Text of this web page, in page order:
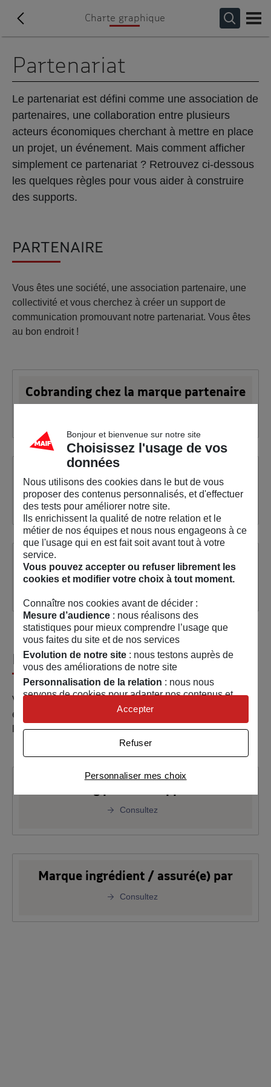
Charte graphique
Partenariat
Le partenariat est défini comme une association de
partenaires, une collaboration entre plusieurs
acteurs économiques cherchant à mettre en place
un projet, un événement. Mais comment afficher
simplement ce partenariat ? Retrouvez ci-dessous
les quelques règles pour vous aider à construire
des supports.
PARTENAIRE
Vous êtes une société, une association partenaire, une
collectivité et vous cherchez à créer un support de
communication promouvant notre partenariat. Vous êtes
au bon endroit !
Cobranding chez la marque partenaire
Sport Planète
Consultez
Numérique Éthique Tour
MAIF
Vous êtes salariés MAIF ou prestataires, vous cherchez à
élaborer un support de communication mettant en avant
la collaboration avec un partenaire.
Consultez
Marque ingrédient / assuré(e) par
Consultez
Bonjour et bienvenue sur notre site
Choisissez l'usage de vos
données
Nous utilisons des cookies dans le but de vous
proposer des contenus personnalisés, et d'effectuer
des tests pour améliorer notre site.
Ils enrichissent la qualité de notre relation et le
métier de nos équipes et nous nous engageons à ce
que l'usage qui en est fait soit avant tout à votre
service.
Vous pouvez accepter ou refuser librement les
cookies et modifier votre choix à tout moment.
Connaître nos cookies avant de décider :
Mesure d’audience: nous réalisons des
statistiques pour mieux comprendre l’usage que
vous faites du site et de nos services
Evolution de notre site: nous testons auprès de
vous des améliorations de notre site
Personnalisation de la relation : nous nous
servons de cookies pour adapter nos contenus et
personnaliser nos offres
Univers publicitaire: nous utilisons avec nos
partenaires des cookies pour afficher des publicités
Connaître notre politique cookies et la liste de nos
Personnaliser mes choix
Refuser
Accepter